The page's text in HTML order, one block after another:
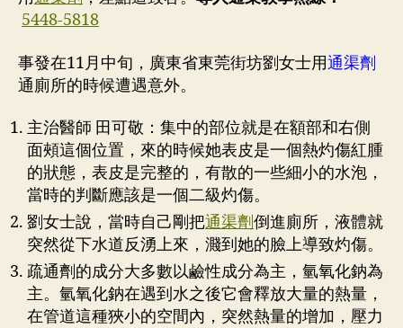
5448-5818
事發在11月中旬，廣東省東莞街坊劉女士用通渠劑
通廁所的時候遭遇意外。
主治醫師 田可敬：集中的部位就是在額部和右側
面頰這個位置，來的時候她表皮是一個熱灼傷紅腫
的狀態，表皮是完整的，有散的一些細小的水泡，
當時的判斷應該是一個二級灼傷。
劉女士說，當時自己剛把通渠劑倒進廁所，液體就
突然從下水道反湧上來，濺到她的臉上導致灼傷。
疏通劑的成分大多數以鹼性成分為主，氫氧化鈉為
主。氫氧化鈉在遇到水之後它會釋放大量的熱量，
在管道這種狹小的空間內，突然熱量的增加，壓力